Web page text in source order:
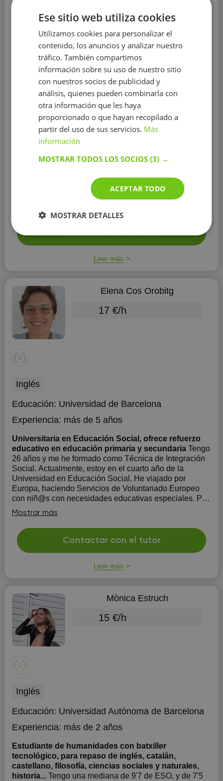
Educación:Universitat Autónoma deBarxelona
más de 2 años
Soy una estudiante preuniversitaria de 18 años.
Quiero ser profesora de educación primaria
alumno y lo cambio sin problemas si es necesario. Me
al máximo el tiempo de la clase, pero si hay algún
cambio de alguna hora como preparación para un
examen o cualquier cosa no hay ningún ...
Contactar con el tutor
Leer más
Elena Cos Orobitg
17 €/h
Inglés
Educación: Universidad de Barcelona
Experiencia: más de 5 años
Universitaria en Educación Social, ofrece refuerzo
educativo en educación primaria y secundaria Tengo
26 años y me he formado como Técnica de Integración
Social. Actualmente, estoy en el cuarto año de la
Universidad en Educación Social. He viajado por
Europa, haciendo Servicios de Voluntariado Europeo
con niñ@s con necesidades educativas especiales. Por
eso mi inglés es fluido y sé cómo trabaj...
Mostrar más
Contactar con el tutor
Leer más
Mònica Estruch
15 €/h
Inglés
Educación: Universidad Autónoma de Barcelona
Experiencia: más de 2 años
Estudiante de humanidades con batxiller
tecnológico, para repaso de inglés, catalán,
castellano, filosofía, ciencias sociales y naturales,
historia... Tengo una mediana de 9'7 de ESO, y de 7'5
Ese sitio web utiliza cookies
Utilizamos cookies para personalizar el
contenido, los anuncios y analizar nuestro
tráfico. También compartimos
información sobre su uso de nuestro sitio
con nuestros socios de publicidad y
análisis, quienes pueden combinarla con
otra información que les haya
proporcionado o que hayan recopilado a
partir del uso de sus servicios. Más
información
MOSTRAR TODOS LOS SOCIOS(3) →
ACEPTAR TODO
MOSTRAR DETALLES